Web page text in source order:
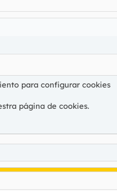
para configurar cookies
página de cookies.